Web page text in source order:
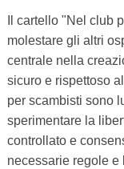
Il cartello "Nel club
molestare gli altri
centrale nella
sicuro e rispettoso
per scambisti sono
sperimentare la
controllato e
necessarie regole e